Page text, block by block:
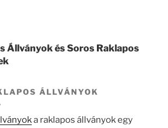
Állványok és Soros Raklapos
ÁLLVÁNYOK
a raklapos állványok egy